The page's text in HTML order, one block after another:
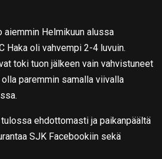
Helmikuun alussa
Haka oli vahvempi 2-4 luvuin.
toki tuon jälkeen vain vahvistuneet
paremmin samalla viivalla
ehdottomasti ja paikanpäältä
SJK Facebookiin sekä